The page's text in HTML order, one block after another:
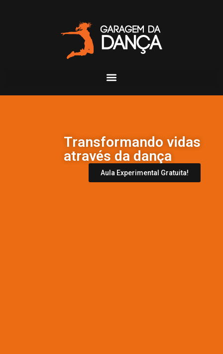
Transformando vidas
através da dança
Aula Experimental Gratuita!